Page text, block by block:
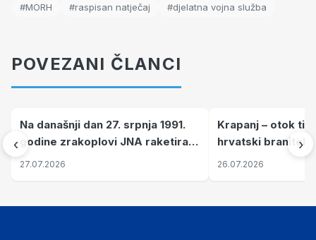
#MORH #raspisan natječaj #djelatna vojna služba
POVEZANI ČLANCI
‹
Na današnji dan 27. srpnja 1991.
godine zrakoplovi JNA raketirali
su vojarnu i obučni centar "Nikola
27.07.2026
Krapanj – otok
hrvatski branitelji
pronalaze mir
26.07.2026
›